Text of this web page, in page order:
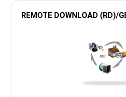
REMOTE DOWNLOAD (RD)/